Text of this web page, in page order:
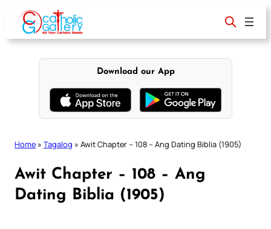
content
Download our App
Home » Tagalog » Awit Chapter – 108 – Ang Dating Biblia (1905)
Awit Chapter – 108 – Ang
Dating Biblia (1905)